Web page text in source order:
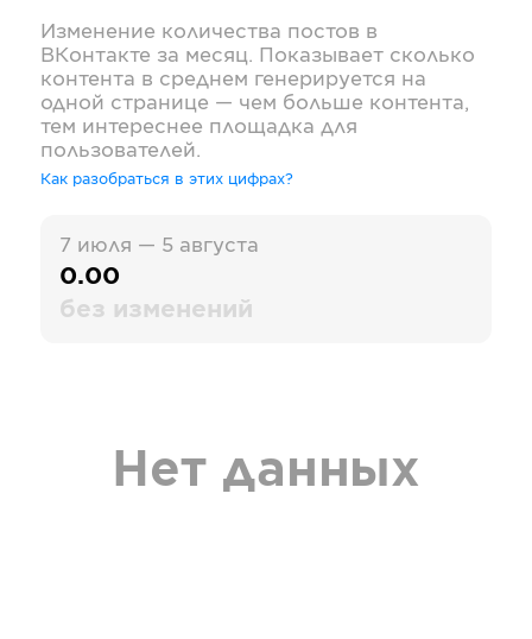
Изменение количества постов в
ВКонтакте за месяц. Показывает сколько
контента в среднем генерируется на
одной странице — чем больше контента,
тем интереснее площадка для
пользователей.
Как разобраться в этих цифрах?
7 июля — 5 августа
0.00
без изменений
Нет данных